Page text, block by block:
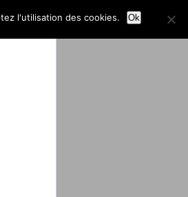
l'utilisation des cookies. Ok